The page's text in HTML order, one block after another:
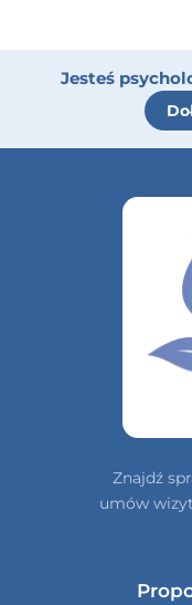
Jesteś
Znajdź
umów